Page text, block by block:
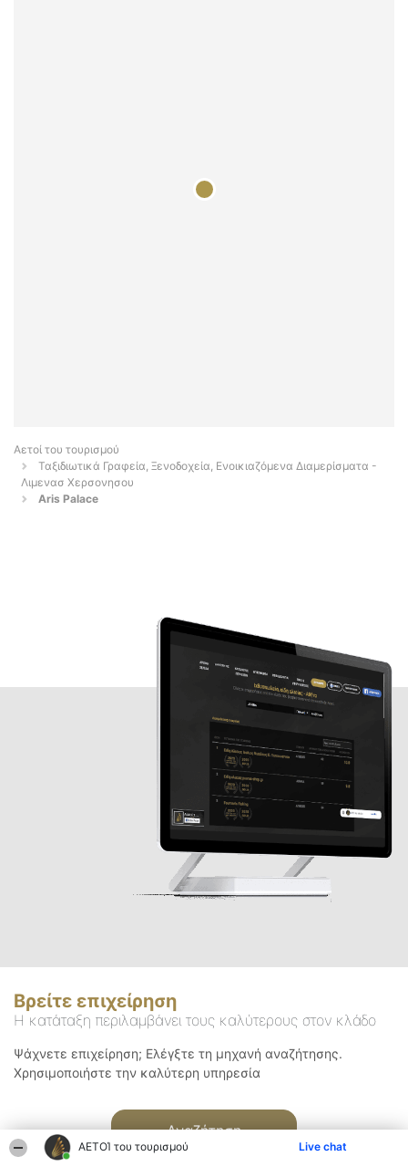
ΑΕΤΟΊ του τουρισμού Live chat
Αετοί του τουρισμού
Ταξιδιωτικά Γραφεία, Ξενοδοχεία, Ενοικιαζόμενα Διαμερίσματα -
Λιμενασ Χερσονησου
Aris Palace
Βρείτε επιχείρηση
Η κατάταξη περιλαμβάνει τους καλύτερους στον κλάδο
Ψάχνετε επιχείρηση; Ελέγξτε τη μηχανή αναζήτησης.
Χρησιμοποιήστε την καλύτερη υπηρεσία
Αναζήτηση